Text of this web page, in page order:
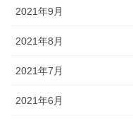
2021年9月
2021年8月
2021年7月
2021年6月